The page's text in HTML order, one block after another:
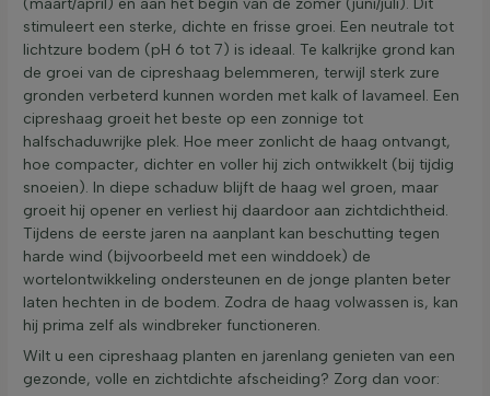
(maart/april) en aan het begin van de zomer (juni/juli). Dit
stimuleert een sterke, dichte en frisse groei. Een neutrale tot
lichtzure bodem (pH 6 tot 7) is ideaal. Te kalkrijke grond kan
de groei van de cipreshaag belemmeren, terwijl sterk zure
gronden verbeterd kunnen worden met kalk of lavameel. Een
cipreshaag groeit het beste op een zonnige tot
halfschaduwrijke plek. Hoe meer zonlicht de haag ontvangt,
hoe compacter, dichter en voller hij zich ontwikkelt (bij tijdig
snoeien). In diepe schaduw blijft de haag wel groen, maar
groeit hij opener en verliest hij daardoor aan zichtdichtheid.
Tijdens de eerste jaren na aanplant kan beschutting tegen
harde wind (bijvoorbeeld met een winddoek) de
wortelontwikkeling ondersteunen en de jonge planten beter
laten hechten in de bodem. Zodra de haag volwassen is, kan
hij prima zelf als windbreker functioneren.
Wilt u een cipreshaag planten en jarenlang genieten van een
gezonde, volle en zichtdichte afscheiding? Zorg dan voor: